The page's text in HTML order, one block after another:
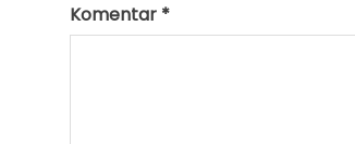
Komentar *